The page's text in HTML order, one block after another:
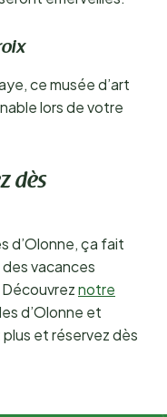
ce musée d’art
lors de votre
dès
d’Olonne, ça fait
vacances
notre
d’Olonne et
et réservez dès